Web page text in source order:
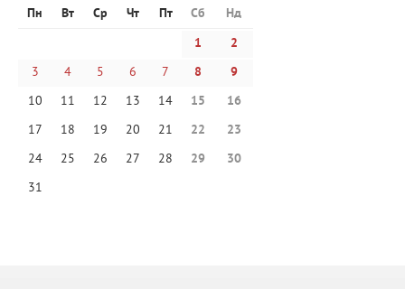
Пн
Вт Ср Чт Пт Сб
Нд
1
2
3
4 5 6 7 8
9
10
11 12 13 14 15
16
17
18 19 20 21 22
23
24
25 26 27 28 29
30
31